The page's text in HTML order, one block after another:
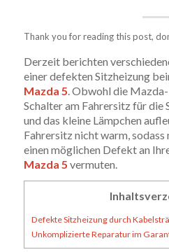
Thank you for reading this post,
Derzeit berichten
einer defekten Sitzheizung
Mazda 5 . Obwohl die
Schalter am Fahrersitz für die
und das kleine Lämpchen
Fahrersitz nicht warm,
einen möglichen Defekt an
Mazda 5 vermuten.
Defekte Sitzheizung durch
Unkomplizierte Reparatur im